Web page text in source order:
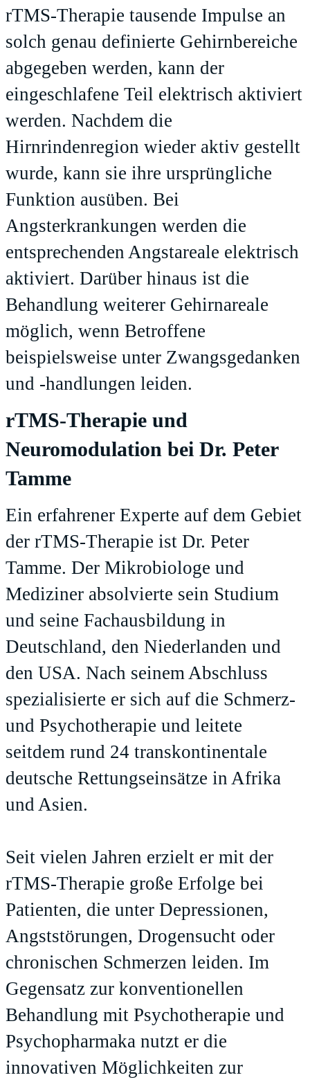
rTMS-Therapie tausende Impulse an
solch genau definierte Gehirnbereiche
abgegeben werden, kann der
eingeschlafene Teil elektrisch aktiviert
werden. Nachdem die
Hirnrindenregion wieder aktiv gestellt
wurde, kann sie ihre ursprüngliche
Funktion ausüben. Bei
Angsterkrankungen werden die
entsprechenden Angstareale elektrisch
aktiviert. Darüber hinaus ist die
Behandlung weiterer Gehirnareale
möglich, wenn Betroffene
beispielsweise unter Zwangsgedanken
und -handlungen leiden.
rTMS-Therapie und
Neuromodulation bei Dr. Peter
Tamme
Ein erfahrener Experte auf dem Gebiet
der rTMS-Therapie ist Dr. Peter
Tamme. Der Mikrobiologe und
Mediziner absolvierte sein Studium
und seine Fachausbildung in
Deutschland, den Niederlanden und
den USA. Nach seinem Abschluss
spezialisierte er sich auf die Schmerz-
und Psychotherapie und leitete
seitdem rund 24 transkontinentale
deutsche Rettungseinsätze in Afrika
und Asien.
Seit vielen Jahren erzielt er mit der
rTMS-Therapie große Erfolge bei
Patienten, die unter Depressionen,
Angststörungen, Drogensucht oder
chronischen Schmerzen leiden. Im
Gegensatz zur konventionellen
Behandlung mit Psychotherapie und
Psychopharmaka nutzt er die
innovativen Möglichkeiten zur